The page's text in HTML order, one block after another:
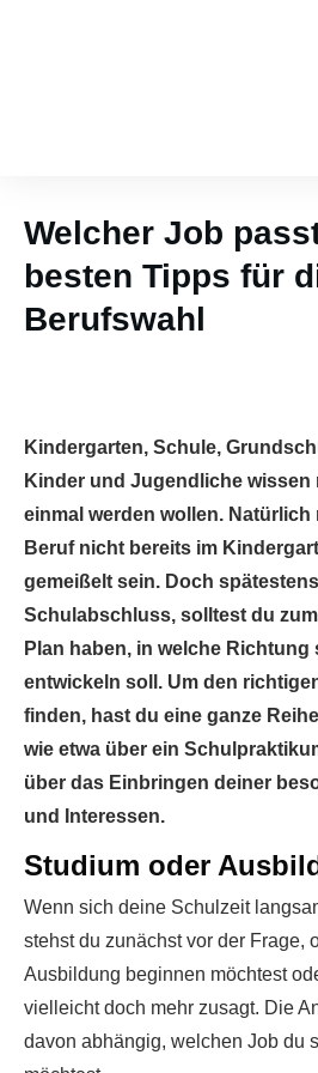
Welcher Job
besten Tipps für
Berufswahl
Kindergarten, Schule,
Kinder und Jugendliche wissen
einmal werden wollen. Natürlich
Beruf nicht bereits im
gemeißelt sein. Doch
Schulabschluss, solltest du
Plan haben, in welche Richtung
entwickeln soll. Um den
finden, hast du eine ganze
wie etwa über ein
über das Einbringen deiner
und Interessen.
Studium oder
Wenn sich deine Schulzeit
stehst du zunächst vor der Frage,
Ausbildung beginnen möchtest
vielleicht doch mehr zusagt. Die
davon abhängig, welchen Job du